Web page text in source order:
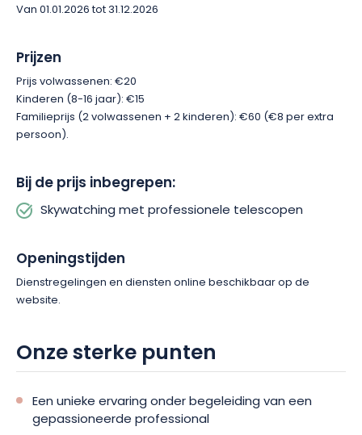
de zomerdriehoek is niet langer een mysterie. Lyra, Arend, Pijl,
Boogschutter, de boreale kroon en Schorpioen wil je niet
missen. Het wordt zeker een lust voor het oog!
Van 01.01.2026 tot 31.12.2026
Prijzen
Prijs volwassenen: €20
Kinderen (8-16 jaar): €15
Familieprijs (2 volwassenen + 2 kinderen): €60 (€8 per extra
persoon).
Bij de prijs inbegrepen:
Skywatching met professionele telescopen
Openingstijden
Dienstregelingen en diensten online beschikbaar op de
website.
Onze sterke punten
Een unieke ervaring onder begeleiding van een
gepassioneerde professional